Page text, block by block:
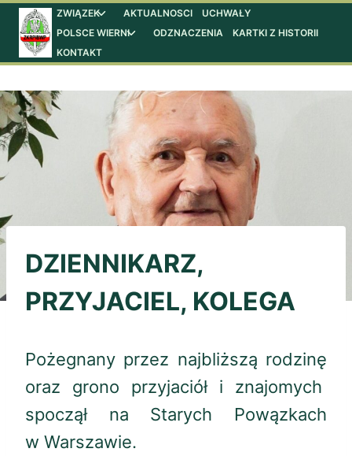
Przejdź
do
treści
ZWIĄZEK
Przełącz
menu
AKTUALNOSCI
UCHWAŁY
POLSCE WIERNI
Przełącz
podrzędne
ODZNACZENIA
KARTKI Z HISTORII
KONTAKT
DZIENNIKARZ,
PRZYJACIEL, KOLEGA
Pożegnany przez najbliższą rodzinę
oraz grono przyjaciół i znajomych
spoczął na Starych Powązkach
w Warszawie.